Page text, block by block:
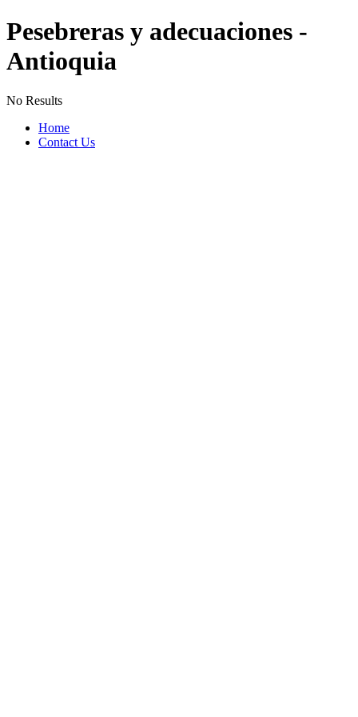
Pesebreras y adecuaciones -
Antioquia
No Results
Home
Contact Us